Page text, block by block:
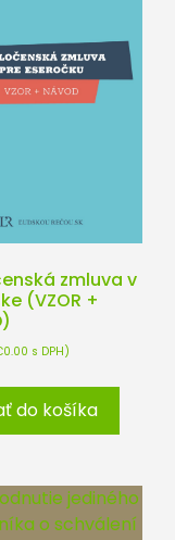
zmluva v
(VZOR +
0.00 s DPH)
do košíka